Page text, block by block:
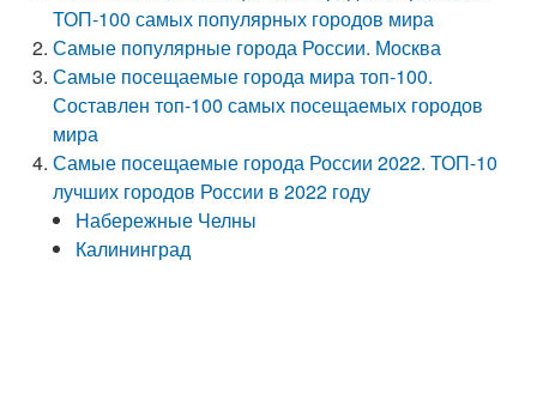
ТОП-100 самых популярных городов мира
Самые популярные города России. Москва
Самые посещаемые города мира топ-100.
Составлен топ-100 самых посещаемых городов
мира
Самые посещаемые города России 2022. ТОП-10
лучших городов России в 2022 году
Набережные Челны
Калининград